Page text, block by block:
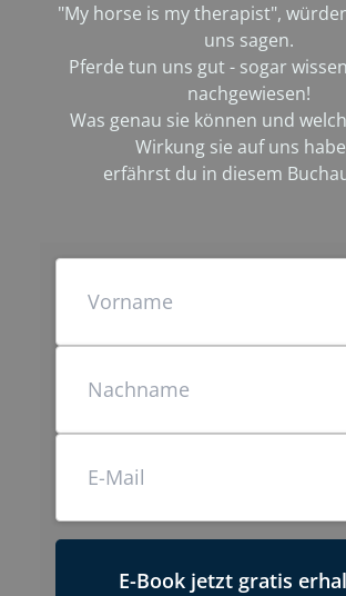
"My horse is my therapist",
uns sagen.
Pferde tun uns gut - sogar
nachgewiesen!
Was genau sie können und
Wirkung sie auf uns
erfährst du in diesem
E-Book jetzt gratis